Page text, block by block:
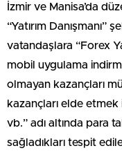
İzmir ve Manisa’da
“Yatırım
vatandaşlara “Forex
mobil uygulama
olmayan kazançları
kazançları elde etmek
vb.” adı altında para
sağladıkları tespit